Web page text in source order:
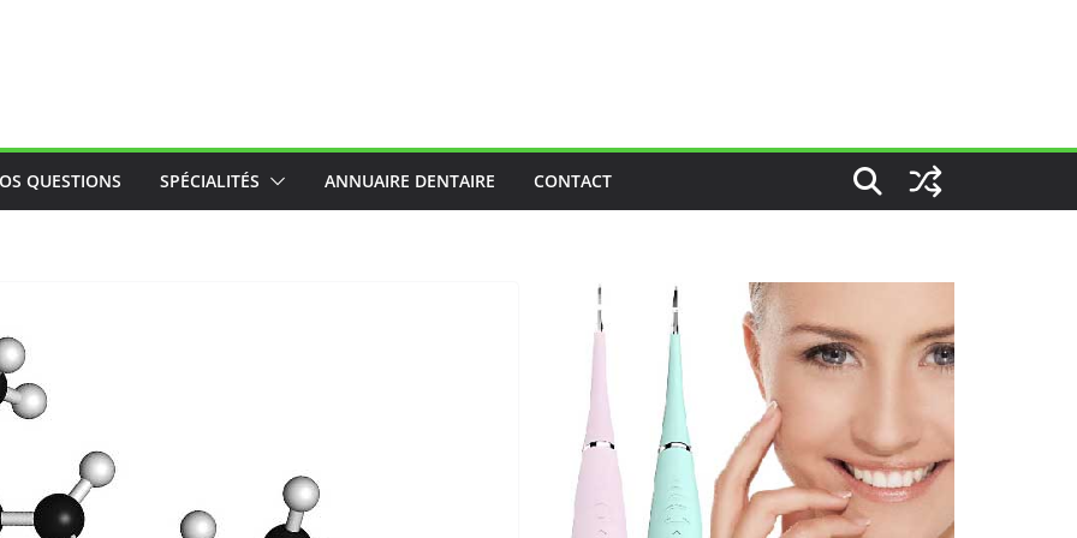
QUESTIONS SPÉCIALITÉS ANNUAIRE DENTAIRE CONTACT